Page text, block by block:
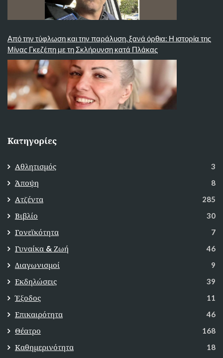
Από την τύφλωση και την παράλυση, ξανά όρθια: Η ιστορία της
Μίνας Γκεζέπη με τη Σκλήρυνση κατά Πλάκας
Κατηγορίες
Αθλητισμός 3
Άποψη 8
Ατζέντα 285
Βιβλίο 30
Γονεϊκότητα 7
Γυναίκα & Ζωή 46
Διαγωνισμοί 9
Εκδηλώσεις 39
Έξοδος 11
Επικαιρότητα 46
Θέατρο 168
Καθημερινότητα 18